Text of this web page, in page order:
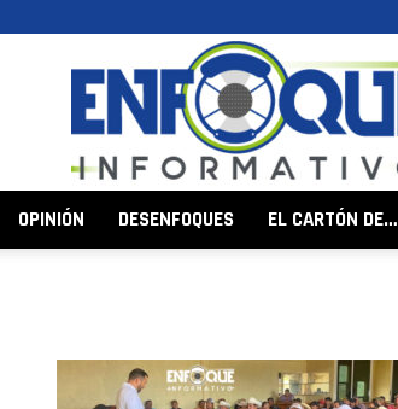
OPINIÓN DESENFOQUES EL CARTÓN DE…